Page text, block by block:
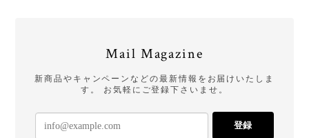
Mail Magazine
新商品やキャンペーンなどの最新情報をお届けいたしま
す。 お気軽にご登録下さいませ。
登録